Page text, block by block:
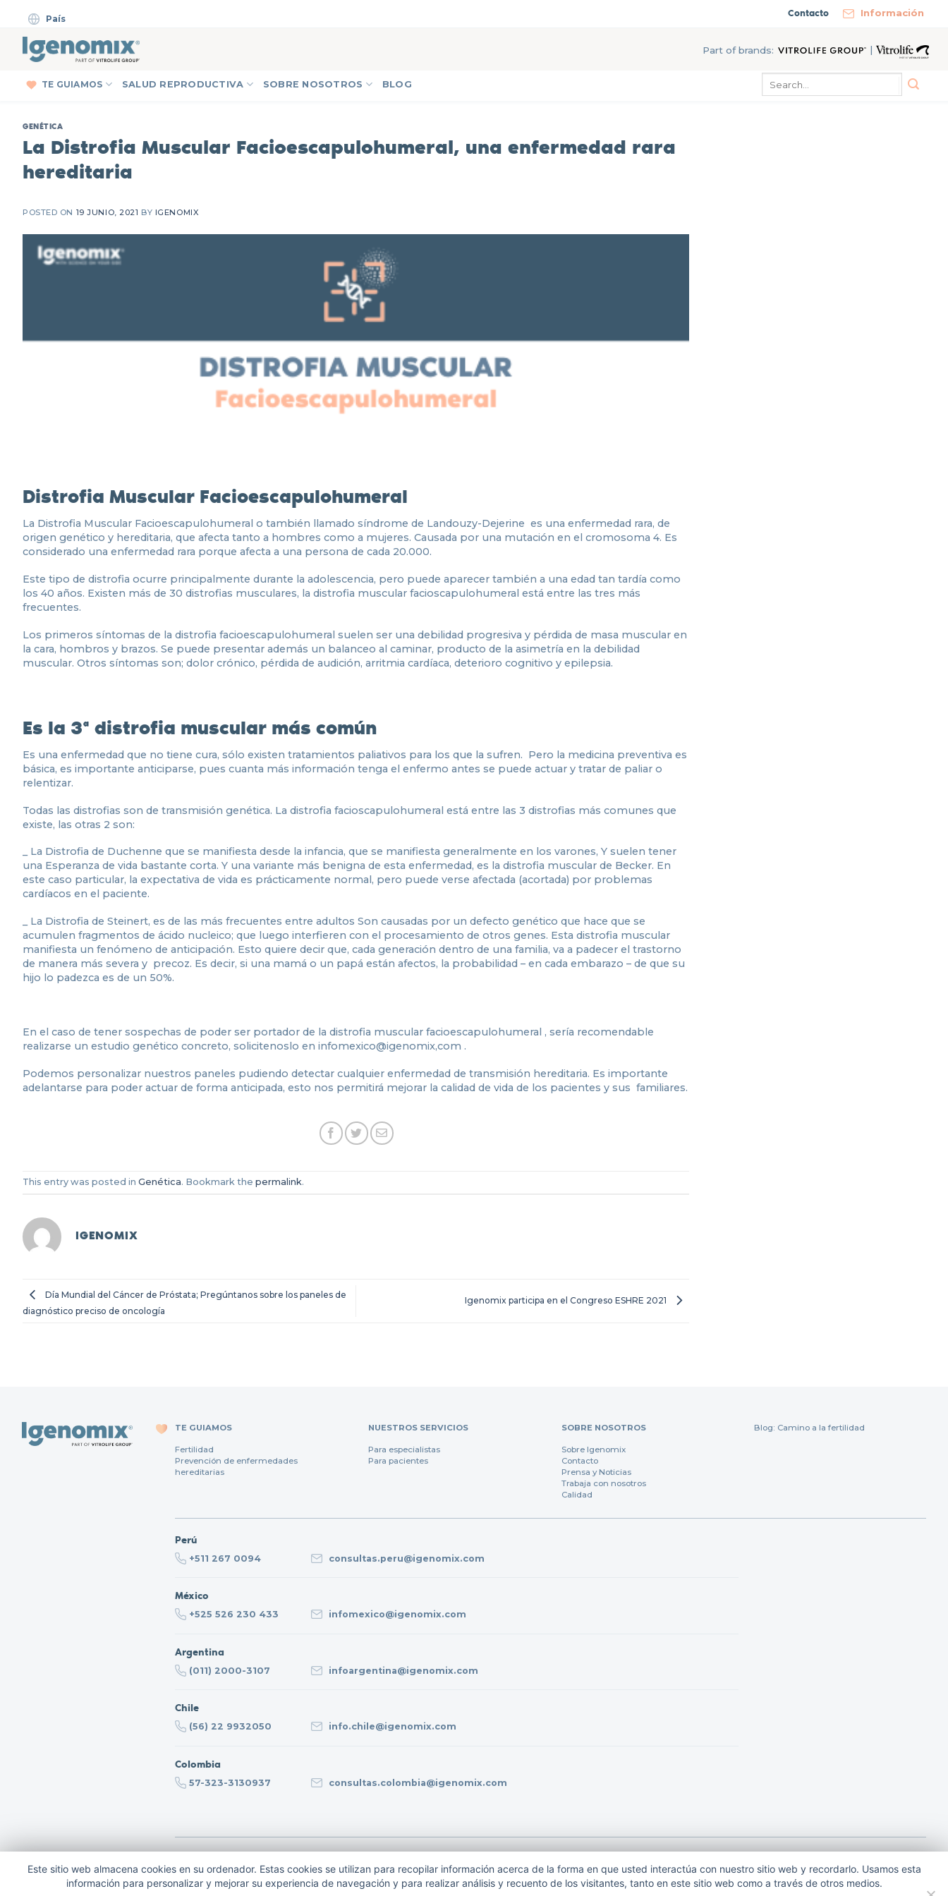
content
País Contacto Información
Part of brands: |
TE GUIAMOS SALUD REPRODUCTIVA SOBRE NOSOTROS BLOG
GENÉTICA
La Distrofia Muscular Facioescapulohumeral, una enfermedad rara
hereditaria
POSTED ON 19 JUNIO, 2021 BY IGENOMIX
Distrofia Muscular Facioescapulohumeral
La Distrofia Muscular Facioescapulohumeral o también llamado síndrome de Landouzy-Dejerine es una enfermedad rara, de
origen genético y hereditaria, que afecta tanto a hombres como a mujeres. Causada por una mutación en el cromosoma 4. Es
considerado una enfermedad rara porque afecta a una persona de cada 20.000.
Este tipo de distrofia ocurre principalmente durante la adolescencia, pero puede aparecer también a una edad tan tardía como
los 40 años. Existen más de 30 distrofias musculares, la distrofia muscular facioscapulohumeral está entre las tres más
frecuentes.
Los primeros síntomas de la distrofia facioescapulohumeral suelen ser una debilidad progresiva y pérdida de masa muscular en
la cara, hombros y brazos. Se puede presentar además un balanceo al caminar, producto de la asimetría en la debilidad
muscular. Otros síntomas son; dolor crónico, pérdida de audición, arritmia cardíaca, deterioro cognitivo y epilepsia.
Es la 3ª distrofia muscular más común
Es una enfermedad que no tiene cura, sólo existen tratamientos paliativos para los que la sufren. Pero la medicina preventiva es
básica, es importante anticiparse, pues cuanta más información tenga el enfermo antes se puede actuar y tratar de paliar o
relentizar.
Todas las distrofias son de transmisión genética. La distrofia facioscapulohumeral está entre las 3 distrofias más comunes que
existe, las otras 2 son:
_ La Distrofia de Duchenne que se manifiesta desde la infancia, que se manifiesta generalmente en los varones, Y suelen tener
una Esperanza de vida bastante corta. Y una variante más benigna de esta enfermedad, es la distrofia muscular de Becker. En
este caso particular, la expectativa de vida es prácticamente normal, pero puede verse afectada (acortada) por problemas
cardíacos en el paciente.
_ La Distrofia de Steinert, es de las más frecuentes entre adultos Son causadas por un defecto genético que hace que se
acumulen fragmentos de ácido nucleico; que luego interfieren con el procesamiento de otros genes. Esta distrofia muscular
manifiesta un fenómeno de anticipación. Esto quiere decir que, cada generación dentro de una familia, va a padecer el trastorno
de manera más severa y precoz. Es decir, si una mamá o un papá están afectos, la probabilidad – en cada embarazo – de que su
hijo lo padezca es de un 50%.
En el caso de tener sospechas de poder ser portador de la distrofia muscular facioescapulohumeral , sería recomendable
realizarse un estudio genético concreto, solicitenoslo en infomexico@igenomix,com .
Podemos personalizar nuestros paneles pudiendo detectar cualquier enfermedad de transmisión hereditaria. Es importante
adelantarse para poder actuar de forma anticipada, esto nos permitirá mejorar la calidad de vida de los pacientes y sus familiares.
This entry was posted in Genética. Bookmark the permalink.
IGENOMIX
Día Mundial del Cáncer de Próstata; Pregúntanos sobre los paneles de
diagnóstico preciso de oncología
Igenomix participa en el Congreso ESHRE 2021
TE GUIAMOS
Fertilidad
Prevención de enfermedades
hereditarias
NUESTROS SERVICIOS
Para especialistas
Para pacientes
SOBRE NOSOTROS
Sobre Igenomix
Contacto
Prensa y Noticias
Trabaja con nosotros
Calidad
Blog: Camino a la fertilidad
Perú
+511 267 0094 consultas.peru@igenomix.com
México
+525 526 230 433 infomexico@igenomix.com
Argentina
(011) 2000-3107 infoargentina@igenomix.com
Chile
(56) 22 9932050 info.chile@igenomix.com
Colombia
57-323-3130937 consultas.colombia@igenomix.com
Este sitio web almacena cookies en su ordenador. Estas cookies se utilizan para recopilar información acerca de la forma en que usted interactúa con nuestro sitio web y recordarlo. Usamos esta
información para personalizar y mejorar su experiencia de navegación y para realizar análisis y recuento de los visitantes, tanto en este sitio web como a través de otros medios.